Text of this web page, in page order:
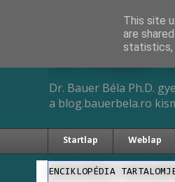
Dr.
Dr. Bauer Béla Ph.D.
a blog.bauerbela.ro
Startlap Weblap
ENCIKLOPÉDIA
This site
are
statistics,